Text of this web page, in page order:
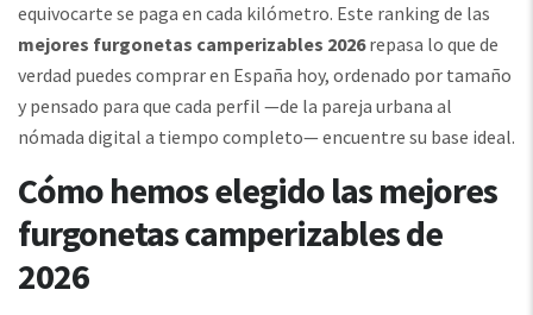
equivocarte se paga en cada kilómetro. Este ranking de las
mejores furgonetas camperizables 2026repasa lo que de
verdad puedes comprar en España hoy, ordenado por tamaño
y pensado para que cada perfil —de la pareja urbana al
nómada digital a tiempo completo— encuentre su base ideal.
Cómo hemos elegido las mejores
furgonetas camperizables de
2026